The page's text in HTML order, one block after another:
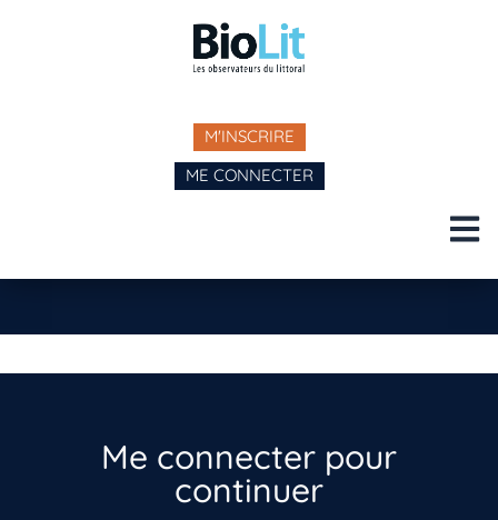
M'INSCRIRE
ME CONNECTER
Me connecter pour
continuer